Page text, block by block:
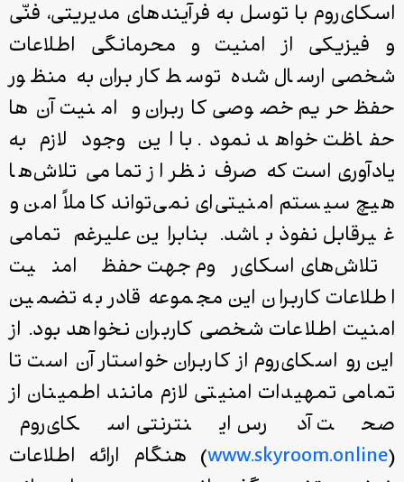
اسکای‌روم با توسل به فرآیندهای مدیریتی، فنّی
و فیزیکی از امنیت و محرمانگی اطلاعات
شخصی ارسال شده توسط کاربران به منظور
حفظ حریم خصوصی کاربران و امنیت آن‌ها
حفاظت خواهد نمود. با این وجود لازم به
یادآوری است که صرف ­نظر از تمامی تلاش‌ها
هیچ سیستم امنیتی‌ای نمی‌تواند کاملاً امن و
غیرقابل نفوذ باشد. بنابراین علیرغم تمامی
تلاش‌های اسکای‌روم جهت حفظ امنیت
اطلاعات کاربران این مجموعه قادر به تضمین
امنیت اطلاعات شخصی کاربران نخواهد بود. از
این رو اسکای‌روم از کاربران خواستار آن است تا
تمامی تمهیدات امنیتی لازم مانند اطمینان از
صحت آدرس اینترنتی اسکای‌روم
(
www.skyroom.online) هنگام ارائه اطلاعات